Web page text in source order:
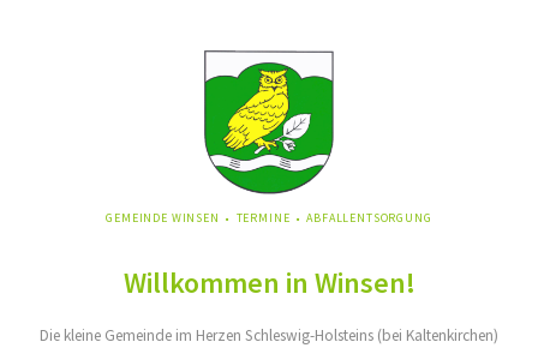
NAVIGATION
GEMEINDE WINSEN TERMINE ABFALLENTSORGUNG
Willkommen in Winsen!
Die kleine Gemeinde im Herzen Schleswig-Holsteins (bei Kaltenkirchen)